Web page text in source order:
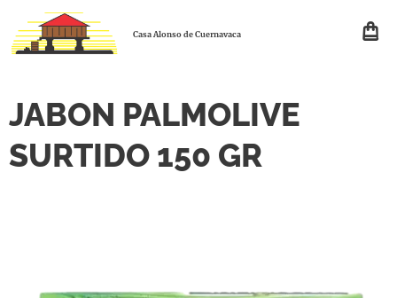
Casa Alonso de Cuernavaca
JABON PALMOLIVE
SURTIDO 150 GR